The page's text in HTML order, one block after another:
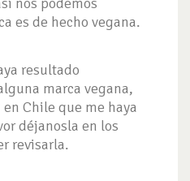
es de hecho vegana.
resultado
marca vegana,
Chile que me haya
déjanosla en los
revisarla.